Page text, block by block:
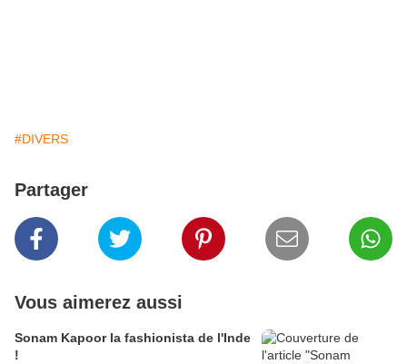
#DIVERS
Partager
Vous aimerez aussi
Sonam Kapoor la fashionista de l'Inde
!